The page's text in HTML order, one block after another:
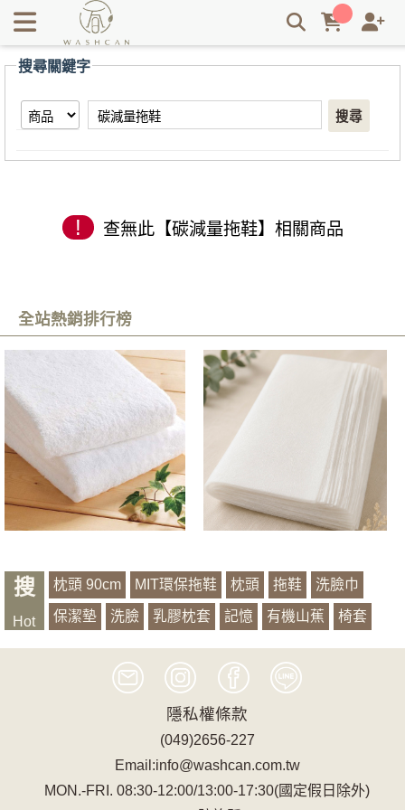
【碳減量拖鞋】搜尋結果 | Washcan瓦士肯
搜尋關鍵字
搜尋
! 查無此【碳減量拖鞋】相關商品
全站熱銷排行榜
搜
Hot
枕頭 90cm MIT環保拖鞋 枕頭 拖鞋 洗臉巾
保潔墊 洗臉 乳膠枕套 記憶 有機山蕉 椅套
萱銀 浴袍
隱私權條款
(049)2656-227
Email:info@washcan.com.tw
MON.-FRI. 08:30-12:00/13:00-17:30(國定假日除外)